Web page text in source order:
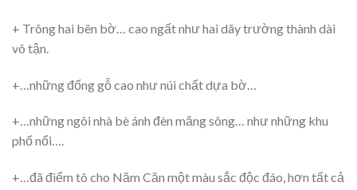
+ Trông hai bên bờ… cao ngất như hai dãy trường thành dài
vô tận.
+…những đống gỗ cao như núi chất dựa bờ…
+…những ngôi nhà bè ánh đèn măng sông… như những khu
phố nổi….
+…đã điểm tô cho Năm Căn một màu sắc độc đáo, hơn tất cả